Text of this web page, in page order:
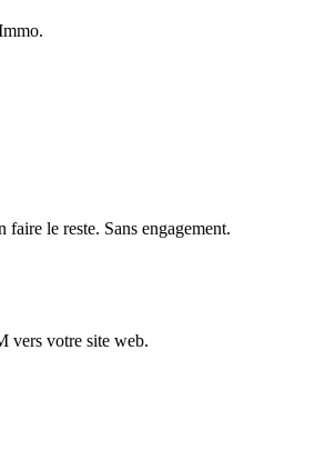
le reste. Sans engagement.
vers votre site web.